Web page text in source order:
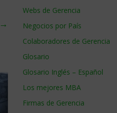
→
Webs de Gerencia
Negocios por País
Colaboradores de Gerencia
Glosario
Glosario Inglés – Español
Los mejores MBA
Firmas de Gerencia